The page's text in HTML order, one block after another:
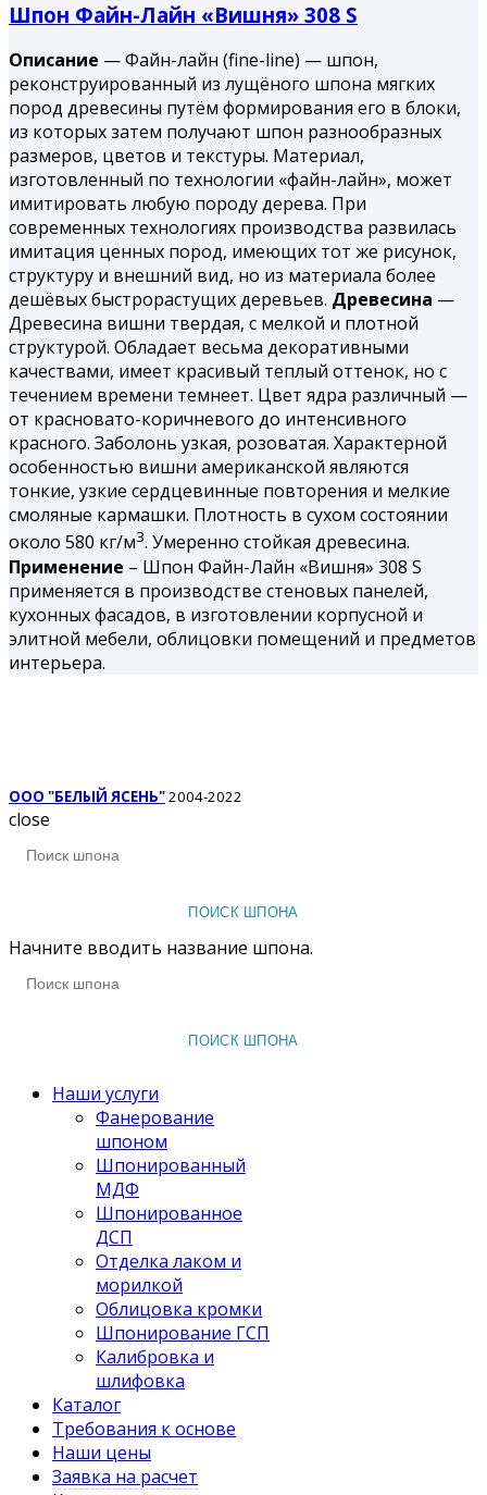
Шпон Файн-Лайн «Вишня» 308 S
Описание — Файн-лайн (fine-line) — шпон,
реконструированный из лущёного шпона мягких
пород древесины путём формирования его в блоки,
из которых затем получают шпон разнообразных
размеров, цветов и текстуры. Материал,
изготовленный по технологии «файн-лайн», может
имитировать любую породу дерева. При
современных технологиях производства развилась
имитация ценных пород, имеющих тот же рисунок,
структуру и внешний вид, но из материала более
дешёвых быстрорастущих деревьев. Древесина —
Древесина вишни твердая, с мелкой и плотной
структурой. Обладает весьма декоративными
качествами, имеет красивый теплый оттенок, но с
течением времени темнеет. Цвет ядра различный —
от красновато-коричневого до интенсивного
красного. Заболонь узкая, розоватая. Характерной
особенностью вишни американской являются
тонкие, узкие сердцевинные повторения и мелкие
смоляные кармашки. Плотность в сухом состоянии
около 580 кг/м3. Умеренно стойкая древесина.
Применение – Шпон Файн-Лайн «Вишня» 308 S
применяется в производстве стеновых панелей,
кухонных фасадов, в изготовлении корпусной и
элитной мебели, облицовки помещений и предметов
интерьера.
ООО "БЕЛЫЙ ЯСЕНЬ"2004-2022
close
ПОИСК ШПОНА
Начните вводить название шпона.
ПОИСК ШПОНА
Наши услуги
Фанерование
шпоном
Шпонированный
МДФ
Шпонированное
ДСП
Отделка лаком и
морилкой
Облицовка кромки
Шпонирование ГСП
Калибровка и
шлифовка
Каталог
Требования к основе
Наши цены
Заявка на расчет